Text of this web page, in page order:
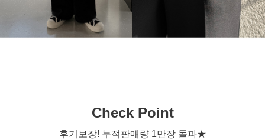
Check Point
후기보장! 누적판매량 1만장 돌파★